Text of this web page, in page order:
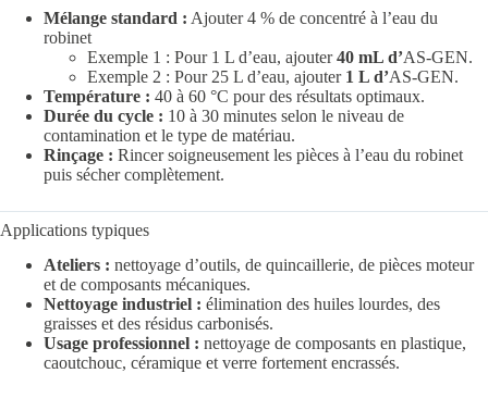
Mélange standard : Ajouter 4 % de concentré à l’eau du
robinet
Exemple 1 : Pour 1 L d’eau, ajouter40 mL d’AS-GEN.
Exemple 2 : Pour 25 L d’eau, ajouter 1 L d’AS-GEN.
Température : 40 à 60 °C pour des résultats optimaux.
Durée du cycle : 10 à 30 minutes selon le niveau de
contamination et le type de matériau.
Rinçage : Rincer soigneusement les pièces à l’eau du robinet
puis sécher complètement.
Applications typiques
Ateliers : nettoyage d’outils, de quincaillerie, de pièces moteur
et de composants mécaniques.
Nettoyage industriel : élimination des huiles lourdes, des
graisses et des résidus carbonisés.
Usage professionnel : nettoyage de composants en plastique,
caoutchouc, céramique et verre fortement encrassés.